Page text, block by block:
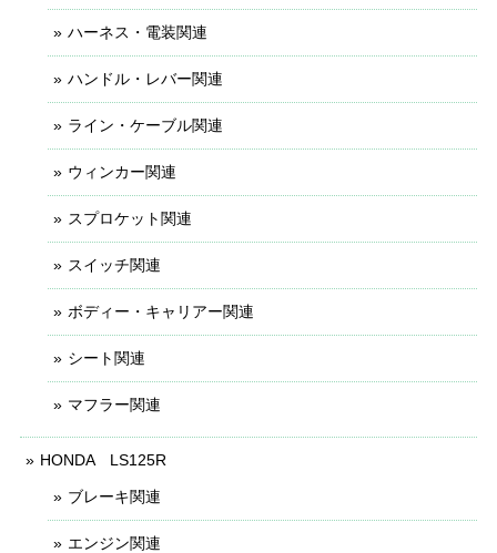
ハーネス・電装関連
ハンドル・レバー関連
ライン・ケーブル関連
ウィンカー関連
スプロケット関連
スイッチ関連
ボディー・キャリアー関連
シート関連
マフラー関連
HONDA LS125R
ブレーキ関連
エンジン関連